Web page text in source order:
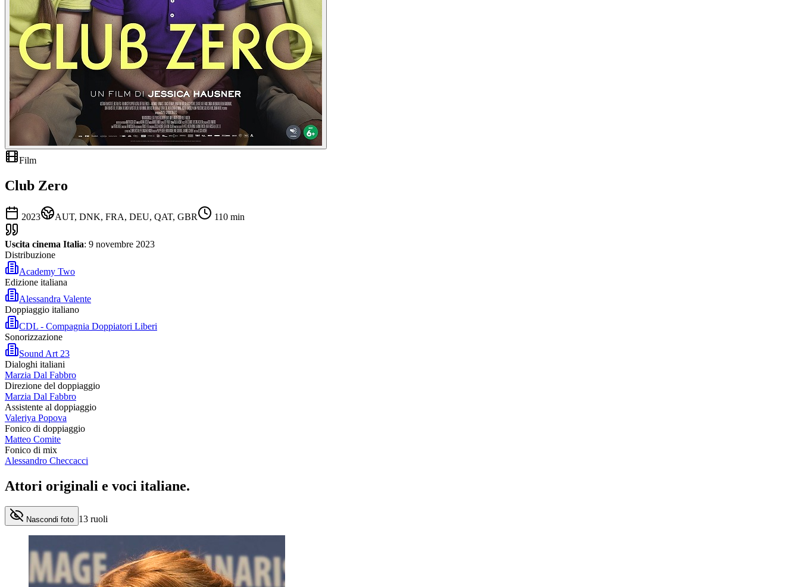
Film
Club Zero
2023 AUT, DNK, FRA, DEU, QAT, GBR 110 min
Uscita cinema Italia: 9 novembre 2023
Distribuzione
Academy Two
Edizione italiana
Alessandra Valente
Doppiaggio italiano
CDL - Compagnia Doppiatori Liberi
Sonorizzazione
Sound Art 23
Dialoghi italiani
Marzia Dal Fabbro
Direzione del doppiaggio
Marzia Dal Fabbro
Assistente al doppiaggio
Valeriya Popova
Fonico di doppiaggio
Matteo Comite
Fonico di mix
Alessandro Checcacci
Attori originali e voci italiane.
Nascondi foto 13 ruoli